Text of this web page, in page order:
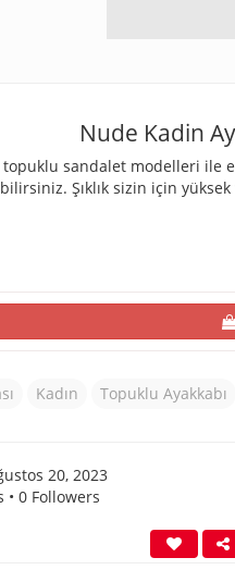
Nude Kadin
topuklu sandalet modelleri ile
Şıklık sizin için
Kadın Topuklu Ayakkabı
20, 2023
• 0 Followers